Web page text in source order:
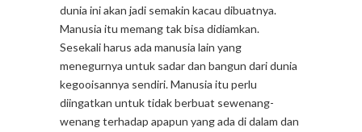
dunia ini akan jadi semakin kacau dibuatnya.
Manusia itu memang tak bisa didiamkan.
Sesekali harus ada manusia lain yang
menegurnya untuk sadar dan bangun dari dunia
kegooisannya sendiri. Manusia itu perlu
diingatkan untuk tidak berbuat sewenang-
wenang terhadap apapun yang ada di dalam dan